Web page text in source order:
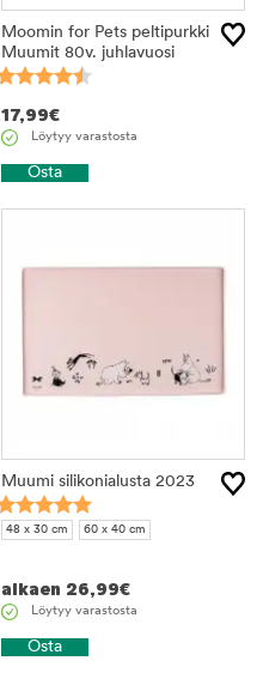
Moomin for Pets peltipurkki
Muumit 80v. juhlavuosi
17,99€
Löytyy varastosta
Osta
Muumi silikonialusta 2023
48 x 30 cm 60 x 40 cm
alkaen 26,99€
Löytyy varastosta
Osta